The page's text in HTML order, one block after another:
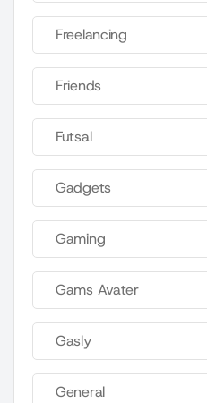
Freelancing
Friends
Futsal
Gadgets
Gaming
Gams Avater
Gasly
General